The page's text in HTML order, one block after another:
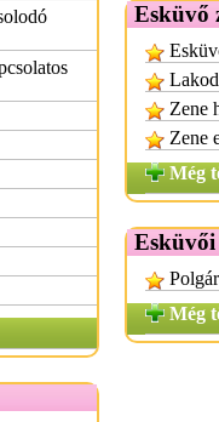
Esküvő
Zene
Zene
Még
Esküvői
Még